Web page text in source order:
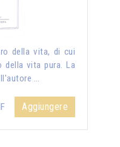
della vita, di cui
della vita pura. La
…
Aggiungere